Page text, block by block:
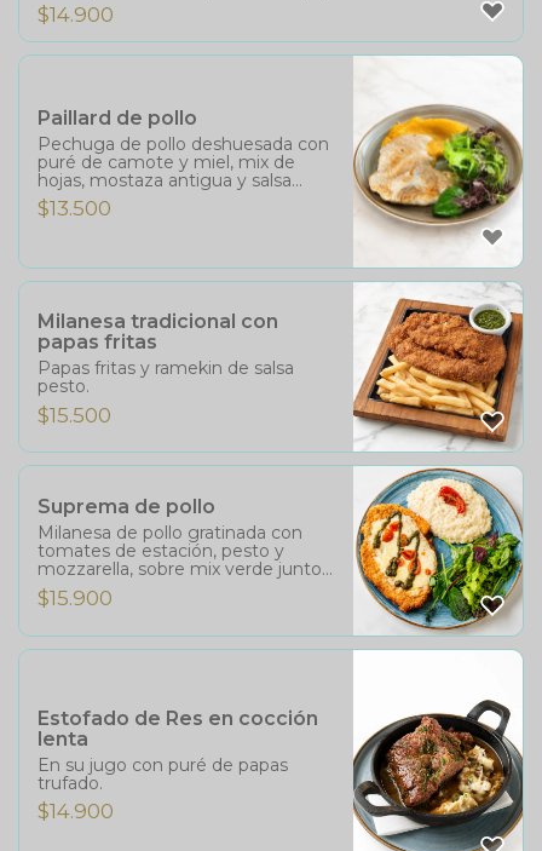
$14.900
Paillard de pollo
Pechuga de pollo deshuesada con
puré de camote y miel, mix de
hojas, mostaza antigua y salsa
virgen.
$13.500
Milanesa tradicional con
papas fritas
Papas fritas y ramekin de salsa
pesto.
$15.500
Suprema de pollo
Milanesa de pollo gratinada con
tomates de estación, pesto y
mozzarella, sobre mix verde junto
a arroz cremoso.
$15.900
Estofado de Res en cocción
lenta
En su jugo con puré de papas
trufado.
$14.900